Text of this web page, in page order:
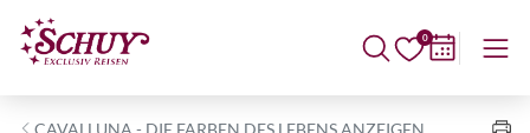
0
CAVALLUNA - DIE FARBEN DES LEBENS ANZEIGEN